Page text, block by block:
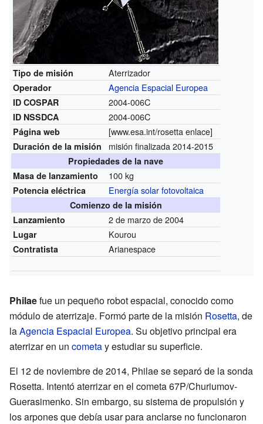
Tipo de misión Aterrizador
Operador Agencia Espacial Europea
ID COSPAR 2004-006C
ID NSSDCA 2004-006C
Página web [www.esa.int/rosettaenlace]
Duración de la misión misión finalizada 2014-2015
Propiedades de la nave
Masa de lanzamiento
100 kg
Potencia eléctrica Energía solar fotovoltaica
Comienzo de la misión
Lanzamiento
2 de marzo de 2004
Lugar Kourou
Contratista Arianespace
Philaefue un pequeño robot espacial, conocido como
módulo de aterrizaje. Formó parte de la misión Rosetta, de
laAgencia Espacial Europea. Su objetivo principal era
aterrizar en un cometay estudiar su superficie.
El 12 de noviembre de 2014, Philae se separó de la sonda
Rosetta. Intentó aterrizar en el cometa 67P/Churiumov-
Guerasimenko. Sin embargo, su sistema de propulsión y
los arpones que debía usar para anclarse no funcionaron